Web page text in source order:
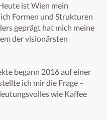
ist Wien mein
Formen und Strukturen
geprägt hat mich meine
der visionärsten
begann 2016 auf einer
ich mir die Frage –
wie Kaffee